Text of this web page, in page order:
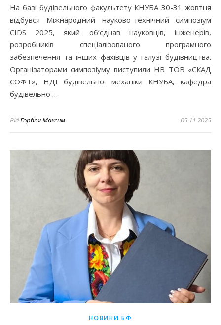
На базі будівельного факультету КНУБА 30-31 жовтня
відбувся Міжнародний науково-технічний симпозіум
CIDS 2025, який об’єднав науковців, інженерів,
розробників спеціалізованого програмного
забезпечення та інших фахівців у галузі будівництва.
Організаторами симпозіуму виступили НВ ТОВ «СКАД
СОФТ», НДІ будівельної механіки КНУБА, кафедра
будівельної…
ВідГорбач Максим 05.11.2025
НОВИНИ БФ